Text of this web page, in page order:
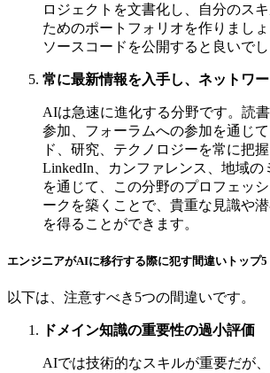
ロジェクトを文書化し、自分のス
ためのポートフォリオを作りまし
ソースコードを公開すると良いでし
常に最新情報を入手し、ネットワ
AIは急速に進化する分野です。読
参加、フォーラムへの参加を通じ
ド、研究、テクノロジーを常に把握
LinkedIn、カンファレンス、地域の
を通じて、この分野のプロフェッ
ークを築くことで、貴重な見識や
を得ることができます。
エンジニアがAIに移行する際に犯す間違いトップ5
以下は、注意すべき5つの間違いです。
ドメイン知識の重要性の過小評価
AIでは技術的なスキルが重要だが